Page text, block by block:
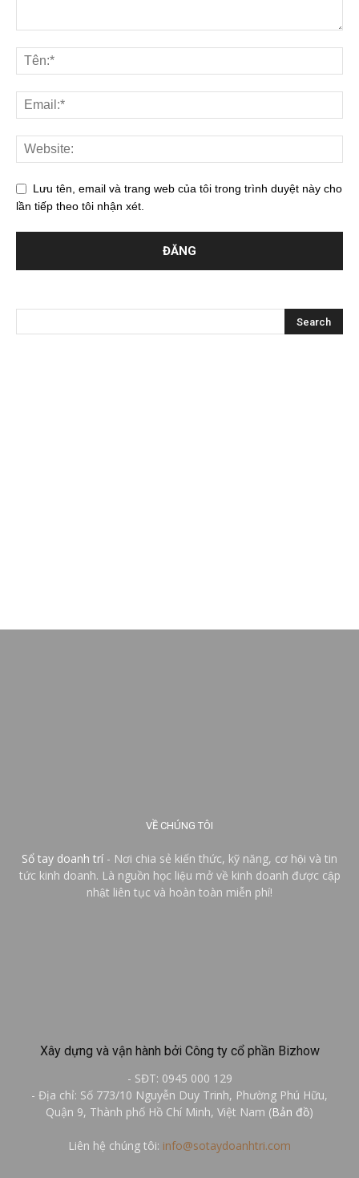
Lưu tên, email và trang web của tôi trong trình duyệt này cho
lần tiếp theo tôi nhận xét.
VỀ CHÚNG TÔI
Sổ tay doanh trí - Nơi chia sẻ kiến thức, kỹ năng, cơ hội và tin
tức kinh doanh. Là nguồn học liệu mở về kinh doanh được cập
nhật liên tục và hoàn toàn miễn phí!
Xây dựng và vận hành bởi Công ty cổ phần Bizhow
- SĐT: 0945 000 129
- Địa chỉ: Số 773/10 Nguyễn Duy Trinh, Phường Phú Hữu,
Quận 9, Thành phố Hồ Chí Minh, Việt Nam (Bản đồ)
Liên hệ chúng tôi: info@sotaydoanhtri.com